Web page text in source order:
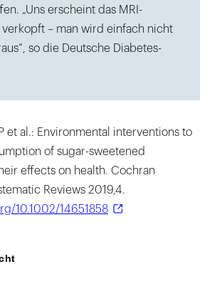
„Uns erscheint das MRI-
verkopft – man wird einfach nicht
so die Deutsche Diabetes-
et al.: Environmental interventions to
of sugar-sweetened
effects on health. Cochran
Reviews 2019,4.
10.1002/14651858